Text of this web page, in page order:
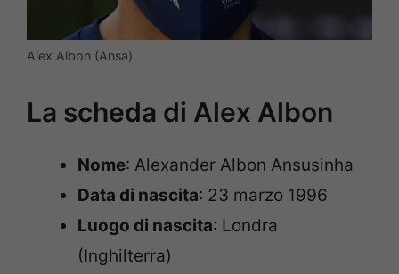
Alex Albon (Ansa)
La scheda di Alex Albon
Nome: Alexander Albon Ansusinha
Data di nascita: 23 marzo 1996
Luogo di nascita: Londra
(Inghilterra)